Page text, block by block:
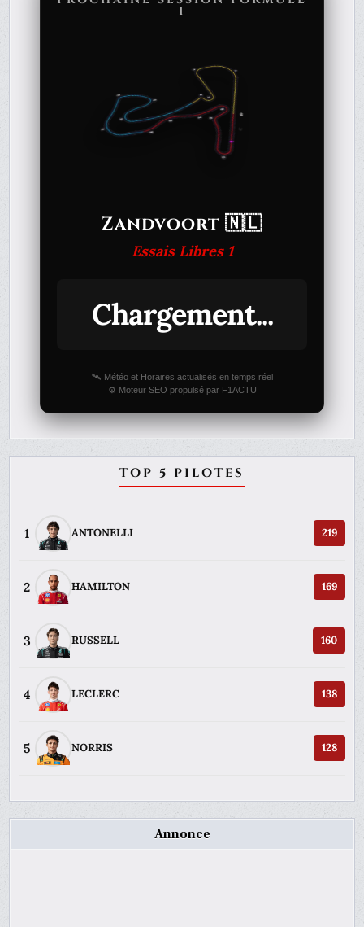
1
Zandvoort 🇳🇱
Essais Libres 1
Chargement...
🛰️ Météo et Horaires actualisés en temps réel
⚙️ Moteur SEO propulsé par F1ACTU
TOP 5 PILOTES
1 ANTONELLI 219
2 HAMILTON 169
3 RUSSELL 160
4 LECLERC 138
5 NORRIS 128
Annonce